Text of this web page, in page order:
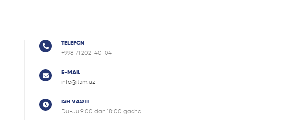
TELEFON
+998 71 202-40-04
E-MAIL
info@itsm.uz
ISH VAQTI
Du-Ju 9:00 dan 18:00 gacha